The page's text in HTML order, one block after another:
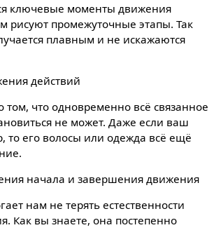
ключевые моменты движения
рисуют промежуточные этапы. Так
плавным и не искажаются
действий
что одновременно всё связанное
не может. Даже если ваш
то его волосы или одежда всё ещё
начала и завершения движения
нам не терять естественности
Как вы знаете, она постепенно